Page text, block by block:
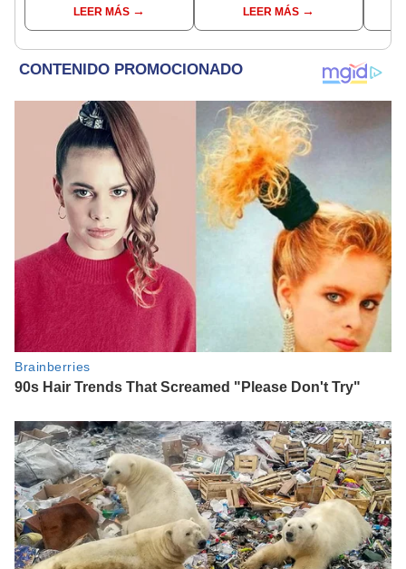
CercadoLEER MÁS
requisito: ¿cómo saber
si soy beneficiario?
LEER MÁS